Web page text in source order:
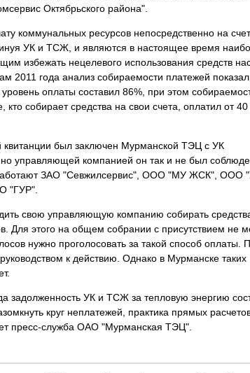
Октябрьского района".
коммунальных ресурсов непосредственно на
УК и ТСЖ, и являются в настоящее время
избежать нецелевого использования средств
2011 года анализ собираемости платежей
оплаты составил 86%, при этом
кто собирает средства на свои счета, оплатил от
квитанции был заключен Мурманской ТЭЦ с УК
управляющей компанией он так и не был
ЗАО "Севжилсервис", ООО "МУ ЖСК", ООО
"ГУР".
свою управляющую компанию собирать
Для этого на общем собрании с присутствием не
нужно проголосовать за такой способ оплаты.
к действию. Однако в Мурманске таких
задолженность УК и ТСЖ за тепловую энергию
круг неплатежей, практика прямых
пресс-служба ОАО "Мурманская ТЭЦ".